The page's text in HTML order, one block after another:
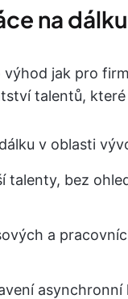
na
jak pro
talentů,
v oblasti
talenty, bez
a